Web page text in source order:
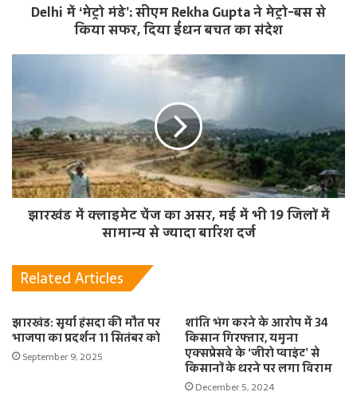
Delhi में ‘मेट्रो मंडे’: सीएम Rekha Gupta ने मेट्रो-बस से
किया सफर, दिया ईंधन बचत का संदेश
झारखंड में क्लाइमेट चेंज का असर, मई में भी 19 जिलों में
सामान्य से ज्यादा बारिश दर्ज
Related Articles
झारखंड: सूर्या हंसदा की मौत पर
भाजपा का प्रदर्शन 11 सितंबर को
September 9, 2025
शांति भंग करने के आरोप में 34
किसान गिरफ्तार, यमुना
एक्सप्रेसवे के ‘जीरो प्वाइंट’ से
किसानों के धरने पर लगा विराम
December 5, 2024